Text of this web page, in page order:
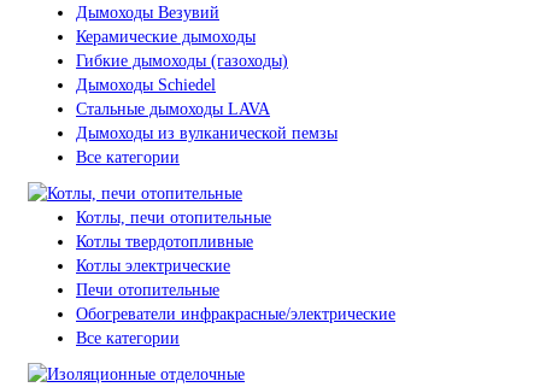
Дымоходы Везувий
Керамические дымоходы
Гибкие дымоходы (газоходы)
Дымоходы Schiedel
Стальные дымоходы LAVA
Дымоходы из вулканической пемзы
Все категории
Котлы, печи отопительные
Котлы твердотопливные
Котлы электрические
Печи отопительные
Обогреватели инфракрасные/электрические
Все категории